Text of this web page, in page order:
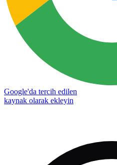
Google'da tercih edilen
kaynak olarak ekleyin